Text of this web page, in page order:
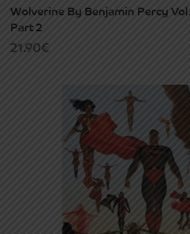
Wolverine By Benjamin Percy
Part 2
21.90€